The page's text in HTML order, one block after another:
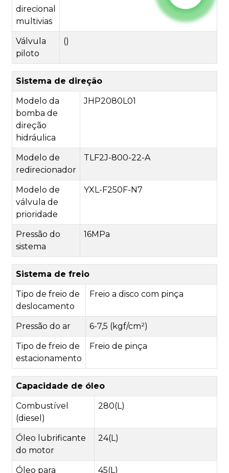
direcional
multivias
Válvula
piloto
()
Sistema de direção
Modelo da
bomba de
direção
hidráulica
JHP2080L01
Modelo de
redirecionador
TLF2J-800-22-A
Modelo de
válvula de
prioridade
YXL-F250F-N7
Pressão do
sistema
16MPa
Sistema de freio
Tipo de freio de
deslocamento
Freio a disco com pinça
Pressão do ar 6-7,5 (kgf/cm²)
Tipo de freio de
estacionamento
Freio de pinça
Capacidade de óleo
Combustível
(diesel)
280(L)
Óleo lubrificante
do motor
24(L)
Óleo para 45(L)